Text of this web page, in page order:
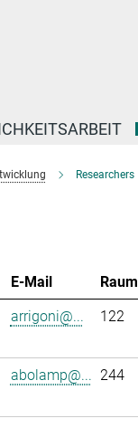
Researchers
E-Mail Raum
arrigoni@... 122
abolamp@... 244